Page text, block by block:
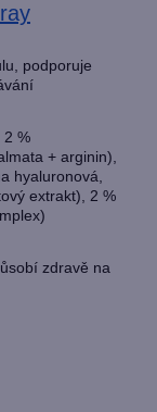
podporuje
2 %
+ arginin),
hyaluronová,
extrakt), 2 %
zdravě na